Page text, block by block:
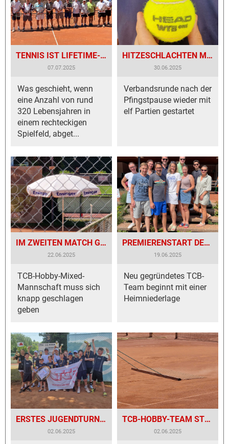
TENNIS IST LIFETIME-SPORT!
07.07.2025
Was geschieht, wenn
eine Anzahl von rund
320 Lebensjahren in
einem rechteckigen
Spielfeld, abget...
HITZESCHLACHTEN MIT WENIG HAPPY END!
30.06.2025
Verbandsrunde nach der
Pfingstpause wieder mit
elf Partien gestartet
IM ZWEITEN MATCH GANZ NAH DRAN!
22.06.2025
TCB-Hobby-Mixed-
Mannschaft muss sich
knapp geschlagen
geben
PREMIERENSTART DER HOBBY-MIXED-MANNSCHAFT
19.06.2025
Neu gegründetes TCB-
Team beginnt mit einer
Heimniederlage
ERSTES JUGENDTURNIER SEIT VIELEN JAHREN
02.06.2025
TCB-HOBBY-TEAM STEIGT IN DIE HOBBYRUNDE EIN
02.06.2025